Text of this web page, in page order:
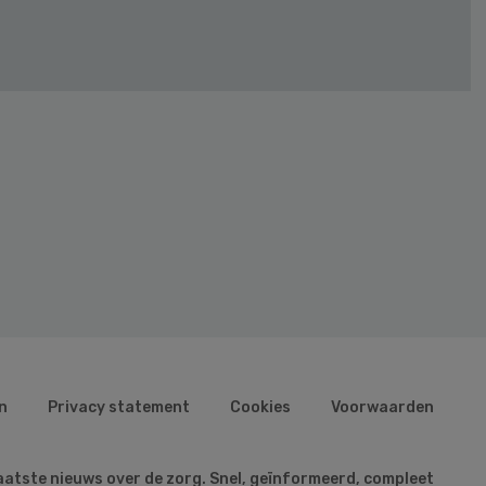
Privacy statement Cookies Voorwaarden
nieuws over de zorg. Snel, geïnformeerd, compleet